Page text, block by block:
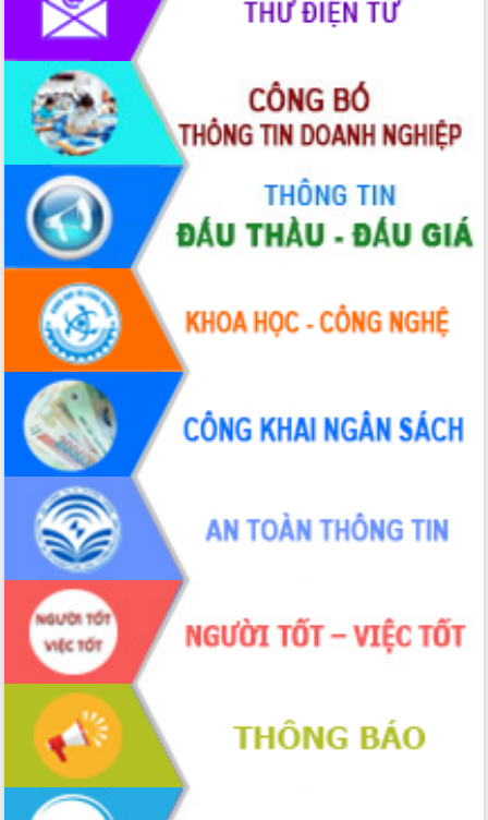
hoạch tỉnh thời kỳ 2021-2030
Hội thảo góp ý hồ sơ điều chỉnh quy
hoạch tỉnh Đắk Lắk thời kỳ 2021-2030,
tầm nhìn đến năm 2050
Nâng cao hiệu quả hoạt động của các
doanh nghiệp nhà nước
Hội nghị triển khai kết nối mạng
truyền số liệu chuyên dùng phục vụ cơ
quan Đảng, Nhà nước
Lễ phát động chuỗi hoạt động chung
tay làm sạch môi trường
Xã Ea Kar bước chuyển mình trong
công tác cải cách hành chính mô hình
mới
UBND tỉnh họp báo định kỳ tháng 4
năm 2026
Hội thảo khoa học “Giải pháp thúc đẩy
phát triển nền kinh tế xanh tại tỉnh
Đắk Lắk”
Tăng cường giám sát, đôn đốc thực
hiện nhiệm vụ quản lý tài sản công
hàng tuần
Tháo gỡ những vướng mắc, đẩy mạnh
công tác cải cách thủ tục hành chính
tại Trung tâm Phục vụ hành chính
công tỉnh
Đắk Lắk: Tôn vinh 46 giải pháp tại Hội
thi Sáng tạo Kỹ thuật 2024 - 2025
Đắk Lắk rà soát, điều chỉnh Đề án 190
về phát triển nuôi trồng thủy sản
Phó Chủ tịch UBND tỉnh Đắk Lắk
Trương Công Thái kiểm tra thực địa
Dự án cao tốc Khánh Hòa - Buôn Ma
Thuột